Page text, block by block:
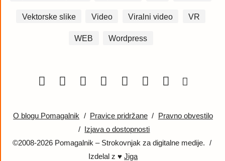
Vektorske slike Video Viralni video VR
WEB Wordpress
O blogu Pomagalnik / Pravice pridržane /
Pravno obvestilo
/ Izjava o dostopnosti
©2008-2026 Pomagalnik – Strokovnjak za digitalne medije.
/
Izdelal z ♥ Jiga